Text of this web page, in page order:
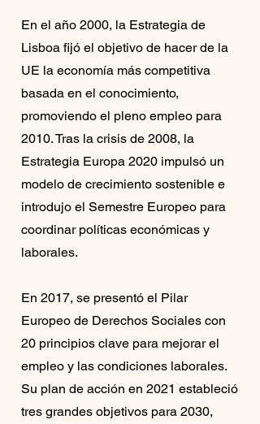
En el año 2000, la Estrategia de
Lisboa fijó el objetivo de hacer de la
UE la economía más competitiva
basada en el conocimiento,
promoviendo el pleno empleo para
2010. Tras la crisis de 2008, la
Estrategia Europa 2020 impulsó un
modelo de crecimiento sostenible e
introdujo el Semestre Europeo para
coordinar políticas económicas y
laborales.
En 2017, se presentó el Pilar
Europeo de Derechos Sociales con
20 principios clave para mejorar el
empleo y las condiciones laborales.
Su plan de acción en 2021 estableció
tres grandes objetivos para 2030,